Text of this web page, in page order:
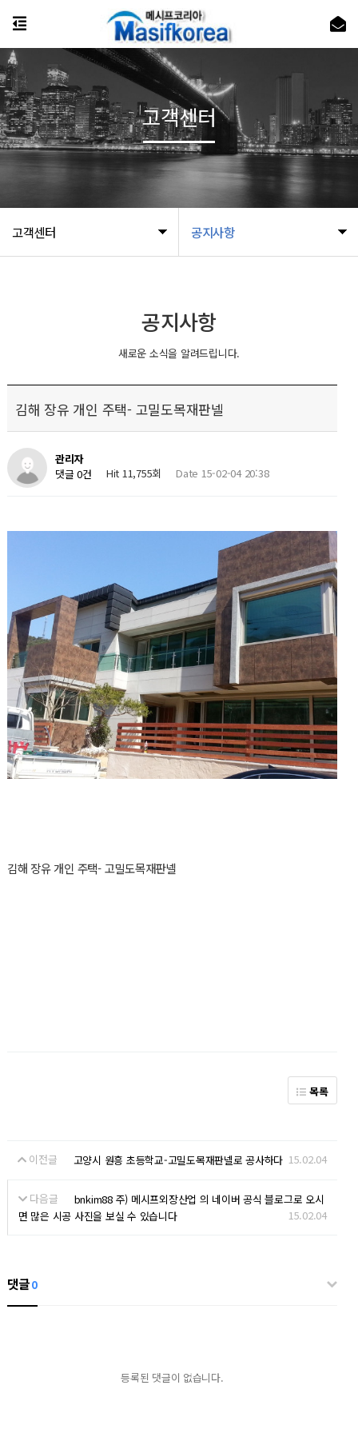
고객센터 공지사항
고객센터
공지사항
새로운 소식을 알려드립니다.
김해 장유 개인 주택- 고밀도목재판넬
관리자
댓글 0건
Hit 11,755회 Date 15-02-04 20:38
김해 장유 개인 주택- 고밀도목재판넬
목록
이전글 고양시 원흥 초등학교-고밀도목재판넬로 공사하다 15.02.04
다음글
bnkim88 주) 메시프외장산업 의 네이버 공식 블로그로 오시
면 많은 시공 사진을 보실 수 있습니다
15.02.04
댓글0
등록된 댓글이 없습니다.